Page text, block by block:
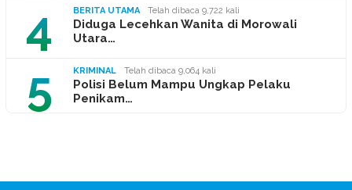
4 BERITA UTAMA Telah dibaca 9,722 kali
Diduga Lecehkan Wanita di Morowali
Utara…
5 KRIMINAL Telah dibaca 9,064 kali
Polisi Belum Mampu Ungkap Pelaku
Penikam…